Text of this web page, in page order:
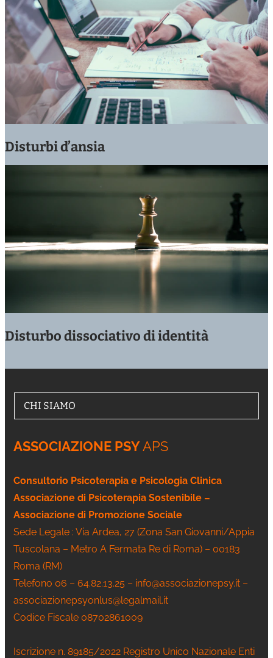
Disturbi d’ansia
Disturbo dissociativo di identità
CHI SIAMO
ASSOCIAZIONE PSYAPS
Consultorio Psicoterapia e Psicologia Clinica
Associazione di Psicoterapia Sostenibile –
Associazione di Promozione Sociale
Sede Legale : Via Ardea, 27 (Zona San Giovanni/Appia
Tuscolana – Metro A Fermata Re di Roma) – 00183
Roma (RM)
Telefono 06 – 64.82.13.25 – info@associazionepsy.it –
associazionepsyonlus@legalmail.it
Codice Fiscale 08702861009
Iscrizione n. 89185/2022 Registro Unico Nazionale Enti